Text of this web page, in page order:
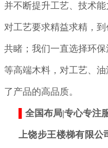
并不断提升工艺、技术
对工艺要求精益求精，
共睹；我们一直选择环
等高端木料，对工艺、
了产品的高品质。
全国布局|专心专注
上饶步王楼梯有限公